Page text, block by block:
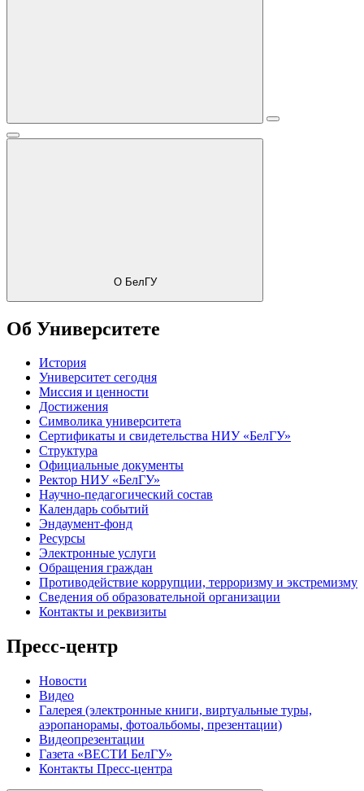
О БелГУ
Об Университете
История
Университет сегодня
Миссия и ценности
Достижения
Символика университета
Сертификаты и свидетельства НИУ «БелГУ»
Структура
Официальные документы
Ректор НИУ «БелГУ»
Научно-педагогический состав
Календарь событий
Эндаумент-фонд
Ресурсы
Электронные услуги
Обращения граждан
Противодействие коррупции, терроризму и экстремизму
Сведения об образовательной организации
Контакты и реквизиты
Пресс-центр
Новости
Видео
Галерея (электронные книги, виртуальные туры,
аэропанорамы, фотоальбомы, презентации)
Видеопрезентации
Газета «ВЕСТИ БелГУ»
Контакты Пресс-центра